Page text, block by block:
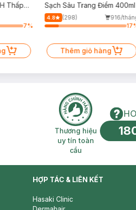
Thấp
7%
Sạch Sâu Trang Điểm 400ml
4.8 (298)
916/
17
Thêm giỏ hàng
trả miễn phí Thương hiệu uy
Thương hiệu
uy tín toàn
cầu
HỢP TÁC & LIÊN KẾT
Hasaki Clinic